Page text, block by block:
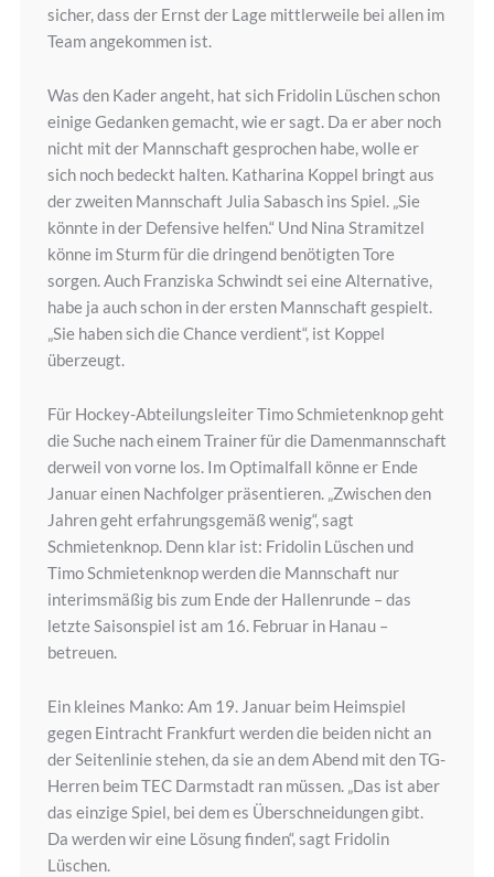
sicher, dass der Ernst der Lage mittlerweile bei allen im
Team angekommen ist.
Was den Kader angeht, hat sich Fridolin Lüschen schon
einige Gedanken gemacht, wie er sagt. Da er aber noch
nicht mit der Mannschaft gesprochen habe, wolle er
sich noch bedeckt halten. Katharina Koppel bringt aus
der zweiten Mannschaft Julia Sabasch ins Spiel. „Sie
könnte in der Defensive helfen.“ Und Nina Stramitzel
könne im Sturm für die dringend benötigten Tore
sorgen. Auch Franziska Schwindt sei eine Alternative,
habe ja auch schon in der ersten Mannschaft gespielt.
„Sie haben sich die Chance verdient“, ist Koppel
überzeugt.
Für Hockey-Abteilungsleiter Timo Schmietenknop geht
die Suche nach einem Trainer für die Damenmannschaft
derweil von vorne los. Im Optimalfall könne er Ende
Januar einen Nachfolger präsentieren. „Zwischen den
Jahren geht erfahrungsgemäß wenig“, sagt
Schmietenknop. Denn klar ist: Fridolin Lüschen und
Timo Schmietenknop werden die Mannschaft nur
interimsmäßig bis zum Ende der Hallenrunde – das
letzte Saisonspiel ist am 16. Februar in Hanau –
betreuen.
Ein kleines Manko: Am 19. Januar beim Heimspiel
gegen Eintracht Frankfurt werden die beiden nicht an
der Seitenlinie stehen, da sie an dem Abend mit den TG-
Herren beim TEC Darmstadt ran müssen. „Das ist aber
das einzige Spiel, bei dem es Überschneidungen gibt.
Da werden wir eine Lösung finden“, sagt Fridolin
Lüschen.